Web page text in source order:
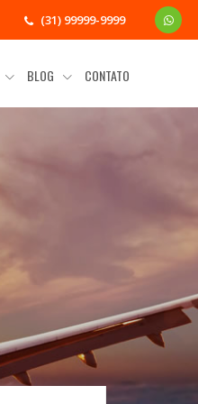
(31) 99999-9999
BLOG CONTATO